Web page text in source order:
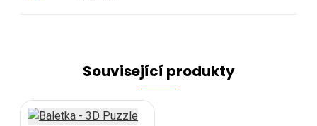
Související produkty